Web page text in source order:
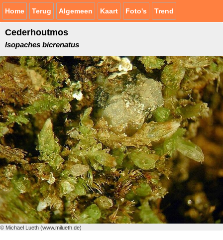
Home Terug Algemeen Kaart Foto's Trend
Cederhoutmos
Isopaches bicrenatus
© Michael Lueth (www.milueth.de)